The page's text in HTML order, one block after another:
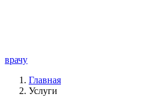
врачу
Главная
Услуги